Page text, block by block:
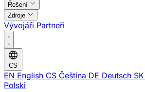
Řešení
Zdroje
Vývojáři Partneři
CS
EN English CS Čeština DE Deutsch SK
Polski